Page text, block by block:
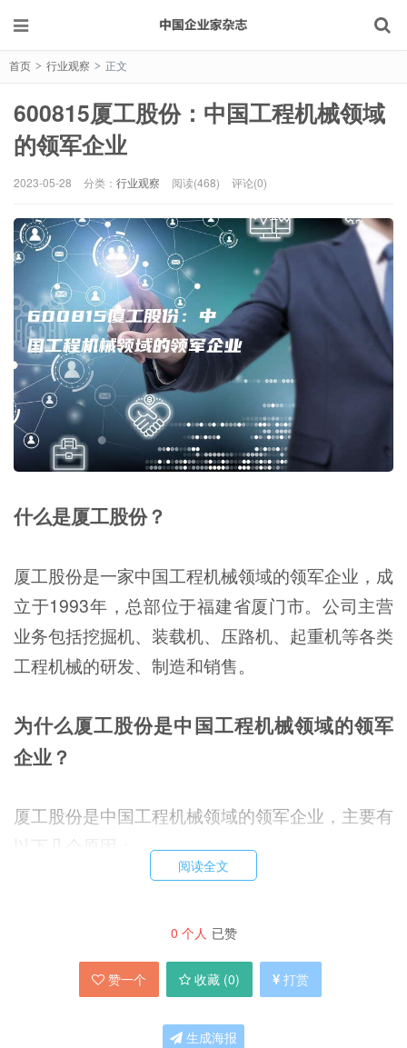
首页 > 行业观察 > 正文
600815厦工股份：中国工程机械领域
的领军企业
2023-05-28 分类： 行业观察 阅读(468) 评论(0)
什么是厦工股份？
厦工股份是一家中国工程机械领域的领军企业，成
立于1993年，总部位于福建省厦门市。公司主营
业务包括挖掘机、装载机、压路机、起重机等各类
工程机械的研发、制造和销售。
为什么厦工股份是中国工程机械领域的领军
企业？
厦工股份是中国工程机械领域的领军企业，主要有
以下几个原因：
具有领先技术的新产品，并获得多项专利。
品牌知名度高：厦工股份是中国工程机械领域的知名品牌之
一，其品牌形象和产品质量得到了市场和消费者的认可。
阅读全文
0 个人 已赞
赞一个 收藏 (0) 打赏
生成海报